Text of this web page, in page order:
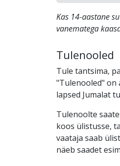
Kas 14-aastane
vanematega
Tulenooled
Tule tantsima,
"Tulenooled" on
lapsed Jumalat
Tulenoolte
koos ülistusse,
vaataja saab
näeb saadet